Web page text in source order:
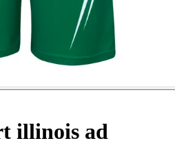
illinois ad